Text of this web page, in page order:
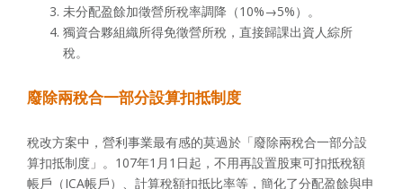
未分配盈餘加徵營所稅率調降（10%→5%）。
獨資合夥組織所得免徵營所稅，直接歸課出資人綜所
稅。
廢除兩稅合一部分設算扣抵制度
稅改方案中，營利事業最有感的莫過於「廢除兩稅合一部分設
算扣抵制度」。107年1月1日起，不用再設置股東可扣抵稅額
帳戶（ICA帳戶）、計算稅額扣抵比率等，簡化了分配盈餘與申